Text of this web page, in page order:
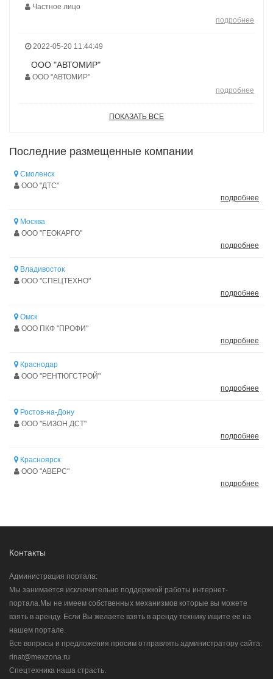
Частное лицо
подробнее
2022-05-20 11:44:49
ООО "АВТОМИР"
ООО "АВТОМИР"
подробнее
ПОКАЗАТЬ ВСЕ
Последние размещенные компании
Смоленск
ООО "ДТС"
подробнее
Москва
ООО "ГЕОКАРГО"
подробнее
Владивосток
ООО "СПЕЦТЕХНО"
подробнее
Омск
ООО ПКФ "ПРОФИ"
подробнее
Краснодар
ООО "РЕНТЮГСТРОЙ"
подробнее
Ростов-на-Дону
ООО "БИЗОН ДСТ"
подробнее
Красноярск
ООО "АВЕРС"
подробнее
Контакты
Администрация портала:
Мы занимается исключительно поддержкой работы интернет-
портала.Мы не имеем собственных механизмов которые вы можете
взять в аренду. Если Вы желаете взять в аренду технику ищите ее на
нашем портале.
Все вопросы и предложения просим отправлять администратору сайта:
rinat@mexzona.ru
Спецтехника наша страсть.